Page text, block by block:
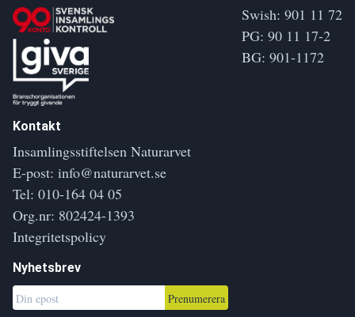
Swish: 901 11 72
PG: 90 11 17-2
BG: 901-1172
Kontakt
Insamlingsstiftelsen Naturarvet
E-post: info@naturarvet.se
Tel: 010-164 04 05
Org.nr: 802424-1393
Integritetspolicy
Nyhetsbrev
Prenumerera